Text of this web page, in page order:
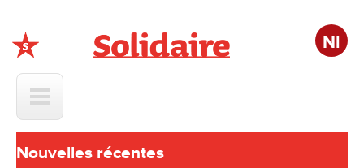
Nl
Solidaire
Nouvelles récentes